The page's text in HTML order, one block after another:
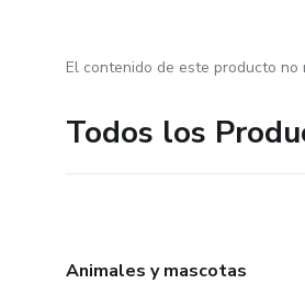
El contenido de este producto
Todos los
Animales y mascotas